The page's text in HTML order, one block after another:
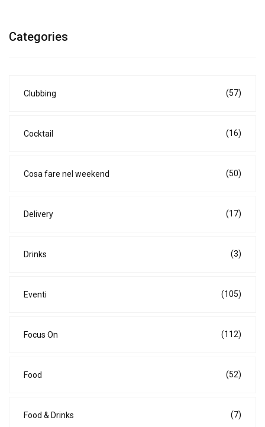
Categories
Clubbing (57)
Cocktail (16)
Cosa fare nel weekend (50)
Delivery (17)
Drinks (3)
Eventi (105)
Focus On (112)
Food (52)
Food & Drinks (7)